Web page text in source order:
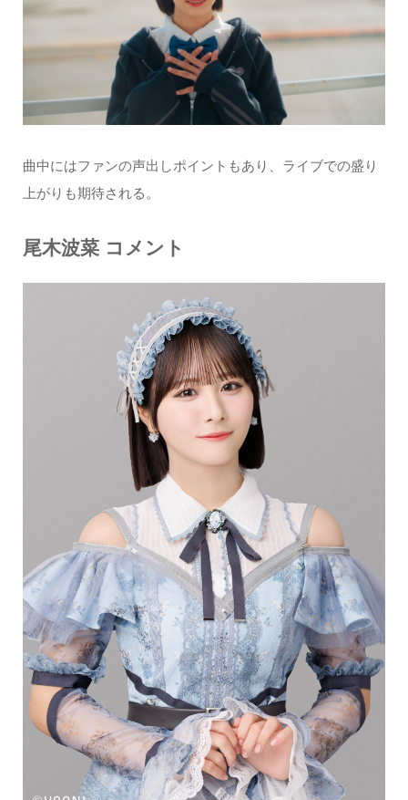
曲中にはファンの声出しポイントもあり、ライブでの盛り
上がりも期待される。
尾木波菜 コメント